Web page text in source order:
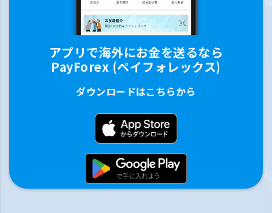
アプリで海外にお金を送るなら
PayForex (ペイフォレックス)
ダウンロードはこちらから